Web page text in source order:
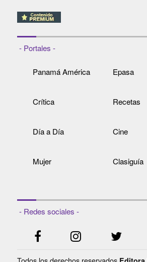
- Portales -
Panamá América Epasa
Crítica Recetas
Día a Día Cine
Mujer Clasiguía
- Redes sociales -